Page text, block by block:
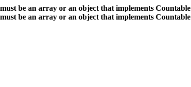
be an array or an object that implements Countable
be an array or an object that implements Countable